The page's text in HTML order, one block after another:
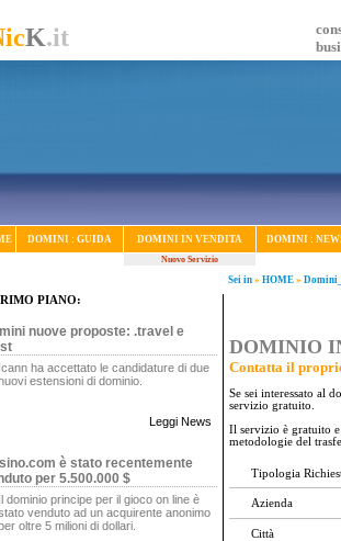
K.it
DOMINI : GUIDA DOMINI IN VENDITA DOMINI :
Nuovo Servizio
Sei in » HOME »
PIANO:
nuove proposte: .travel e
Icann ha accettato le candidature di due
estensioni di dominio.
Leggi News
è stato recentemente
per 5.500.000 $
Il dominio principe per il gioco on line è
venduto ad un acquirente anonimo
oltre 5 milioni di dollari.
DOMINIO
Contatta il
Se sei interessato al
servizio gratuito.
Il servizio è gratuito
metodologie del
Tipologia
Azienda
Città